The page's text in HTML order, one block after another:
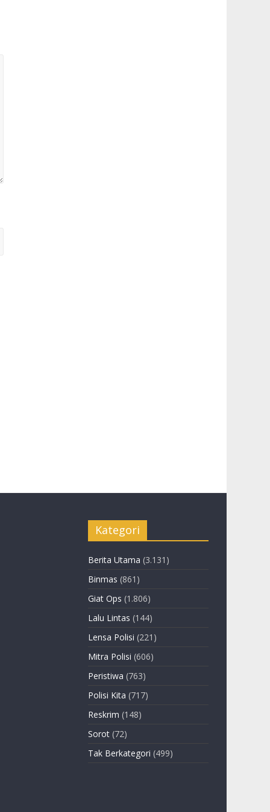
Kategori
Berita Utama (3.131)
Binmas (861)
Giat Ops (1.806)
Lalu Lintas (144)
Lensa Polisi (221)
Mitra Polisi (606)
Peristiwa (763)
Polisi Kita (717)
Reskrim (148)
Sorot (72)
Tak Berkategori (499)